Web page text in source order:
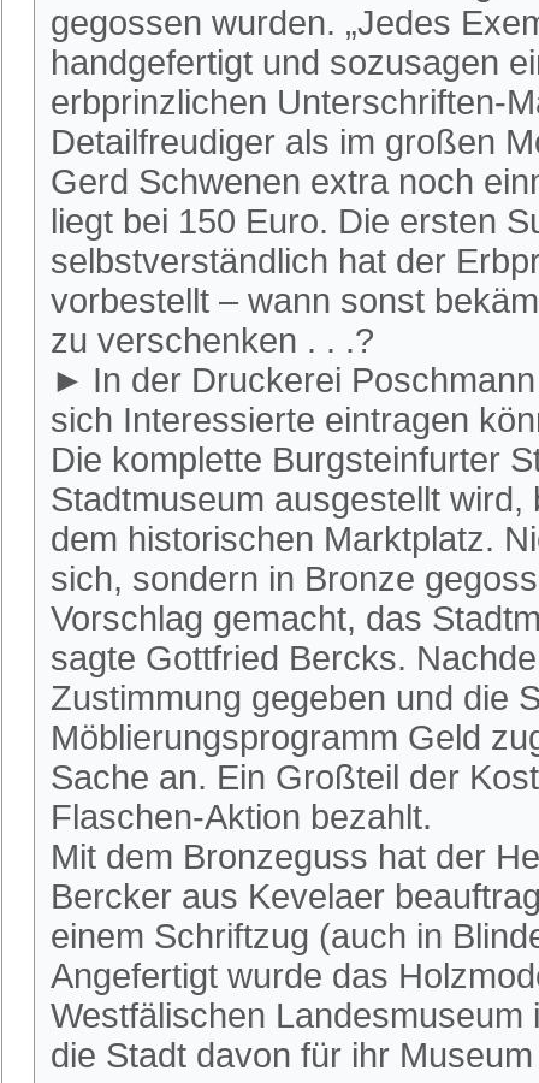
gegossen wurden. „Jedes
handgefertigt und sozusagen
erbprinzlichen Unterschriften-
Detailfreudiger als im großen
Gerd Schwenen extra noch
liegt bei 150 Euro. Die ersten
selbstverständlich hat der
vorbestellt – wann sonst
zu verschenken . . .?
► In der Druckerei
sich Interessierte eintragen
Die komplette Burgsteinfurter
Stadtmuseum ausgestellt
dem historischen Marktplatz.
sich, sondern in Bronze
Vorschlag gemacht, das
sagte Gottfried Bercks.
Zustimmung gegeben und die
Möblierungsprogramm Geld
Sache an. Ein Großteil der
Flaschen-Aktion bezahlt.
Mit dem Bronzeguss hat der
Bercker aus Kevelaer
einem Schriftzug (auch in
Angefertigt wurde das
Westfälischen
die Stadt davon für ihr